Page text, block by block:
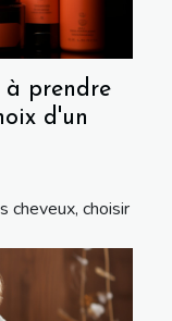
à prendre
d'un
cheveux, choisir